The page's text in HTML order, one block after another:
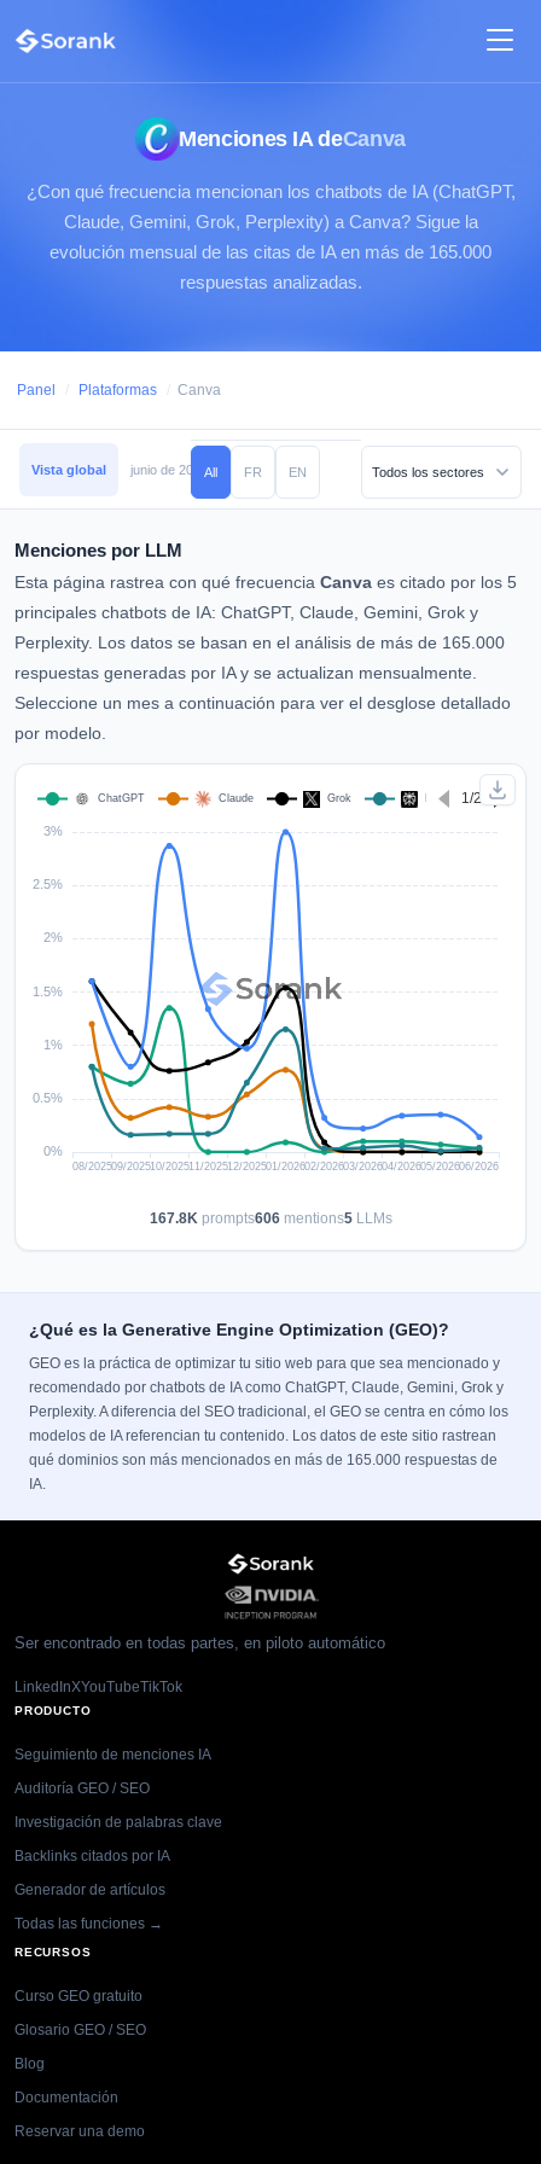
Menciones IA deCanva
¿Con qué frecuencia mencionan los chatbots de IA (ChatGPT,
Claude, Gemini, Grok, Perplexity) a Canva? Sigue la
evolución mensual de las citas de IA en más de 165.000
respuestas analizadas.
Panel / Plataformas / Canva
Vista global junio de 2026 mayo de 2026 abril de 2026 marzo de 2026
All FR EN
Menciones por LLM
Esta página rastrea con qué frecuencia Canva es citado por los 5
principales chatbots de IA: ChatGPT, Claude, Gemini, Grok y
Perplexity. Los datos se basan en el análisis de más de 165.000
respuestas generadas por IA y se actualizan mensualmente.
Seleccione un mes a continuación para ver el desglose detallado
por modelo.
167.8Kprompts606mentions5LLMs
¿Qué es la Generative Engine Optimization (GEO)?
GEO es la práctica de optimizar tu sitio web para que sea mencionado y
recomendado por chatbots de IA como ChatGPT, Claude, Gemini, Grok y
Perplexity. A diferencia del SEO tradicional, el GEO se centra en cómo los
modelos de IA referencian tu contenido. Los datos de este sitio rastrean
qué dominios son más mencionados en más de 165.000 respuestas de
IA.
Ser encontrado en todas partes, en piloto automático
LinkedInXYouTubeTikTok
PRODUCTO
Seguimiento de menciones IA
Auditoría GEO / SEO
Investigación de palabras clave
Backlinks citados por IA
Generador de artículos
Todas las funciones →
RECURSOS
Curso GEO gratuito
Glosario GEO / SEO
Blog
Documentación
Reservar una demo